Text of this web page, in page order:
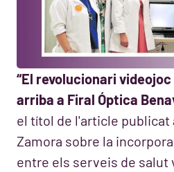
“El revolucionari
arriba a Firal Óptica
el títol de l'article publicat
Zamora sobre la
entre els serveis de salut